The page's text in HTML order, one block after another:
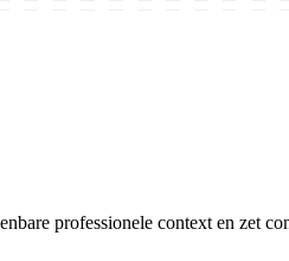
professionele context en zet